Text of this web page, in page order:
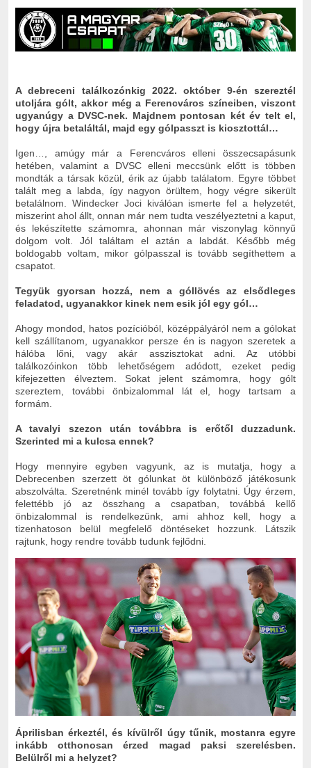
A debreceni találkozónkig 2022. október 9-én szereztél
utoljára gólt, akkor még a Ferencváros színeiben, viszont
ugyanúgy a DVSC-nek. Majdnem pontosan két év telt el,
hogy újra betaláltál, majd egy gólpasszt is kiosztottál…
Igen…, amúgy már a Ferencváros elleni összecsapásunk
hetében, valamint a DVSC elleni meccsünk előtt is többen
mondták a társak közül, érik az újabb találatom. Egyre többet
talált meg a labda, így nagyon örültem, hogy végre sikerült
betalálnom. Windecker Joci kiválóan ismerte fel a helyzetét,
miszerint ahol állt, onnan már nem tudta veszélyeztetni a kaput,
és lekészítette számomra, ahonnan már viszonylag könnyű
dolgom volt. Jól találtam el aztán a labdát. Később még
boldogabb voltam, mikor gólpasszal is tovább segíthettem a
csapatot.
Tegyük gyorsan hozzá, nem a góllövés az elsődleges
feladatod, ugyanakkor kinek nem esik jól egy gól…
Ahogy mondod, hatos pozícióból, középpályáról nem a gólokat
kell szállítanom, ugyanakkor persze én is nagyon szeretek a
hálóba lőni, vagy akár asszisztokat adni. Az utóbbi
találkozóinkon több lehetőségem adódott, ezeket pedig
kifejezetten élveztem. Sokat jelent számomra, hogy gólt
szereztem, további önbizalommal lát el, hogy tartsam a
formám.
A tavalyi szezon után továbbra is erőtől duzzadunk.
Szerinted mi a kulcsa ennek?
Hogy mennyire egyben vagyunk, az is mutatja, hogy a
Debrecenben szerzett öt gólunkat öt különböző játékosunk
abszolválta. Szeretnénk minél tovább így folytatni. Úgy érzem,
felettébb jó az összhang a csapatban, továbbá kellő
önbizalommal is rendelkezünk, ami ahhoz kell, hogy a
tizenhatoson belül megfelelő döntéseket hozzunk. Látszik
rajtunk, hogy rendre tovább tudunk fejlődni.
Áprilisban érkeztél, és kívülről úgy tűnik, mostanra egyre
inkább otthonosan érzed magad paksi szerelésben.
Belülről mi a helyzet?